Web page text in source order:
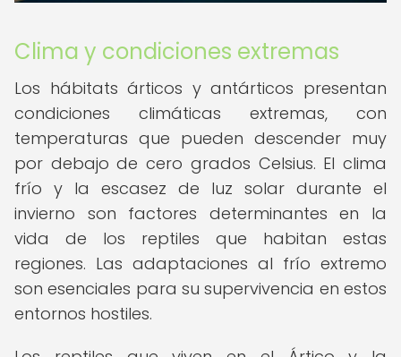
Clima y condiciones extremas
Los hábitats árticos y antárticos presentan
condiciones climáticas extremas, con
temperaturas que pueden descender muy
por debajo de cero grados Celsius. El clima
frío y la escasez de luz solar durante el
invierno son factores determinantes en la
vida de los reptiles que habitan estas
regiones. Las adaptaciones al frío extremo
son esenciales para su supervivencia en estos
entornos hostiles.